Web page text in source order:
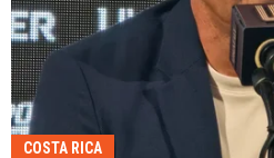
COSTA RICA